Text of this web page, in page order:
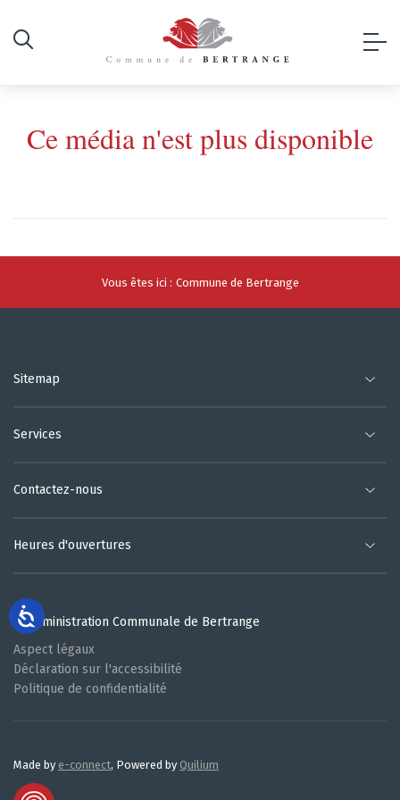
Ce média n'est plus disponible
Vous êtes ici : Commune de Bertrange
Sitemap
Services
Contactez-nous
Heures d'ouvertures
© Administration Communale de Bertrange
Aspect légaux
Déclaration sur l'accessibilité
Politique de confidentialité
Made by e-connect, Powered by Quilium